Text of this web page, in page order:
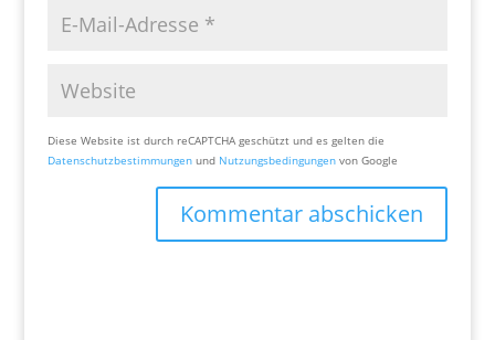
Diese Website ist durch reCAPTCHA geschützt und es gelten die
Datenschutzbestimmungenund Nutzungsbedingungenvon Google
Kommentar abschicken